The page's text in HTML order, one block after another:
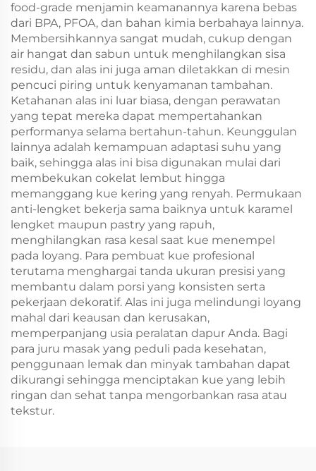
food-grade menjamin keamanannya karena bebas
dari BPA, PFOA, dan bahan kimia berbahaya lainnya.
Membersihkannya sangat mudah, cukup dengan
air hangat dan sabun untuk menghilangkan sisa
residu, dan alas ini juga aman diletakkan di mesin
pencuci piring untuk kenyamanan tambahan.
Ketahanan alas ini luar biasa, dengan perawatan
yang tepat mereka dapat mempertahankan
performanya selama bertahun-tahun. Keunggulan
lainnya adalah kemampuan adaptasi suhu yang
baik, sehingga alas ini bisa digunakan mulai dari
membekukan cokelat lembut hingga
memanggang kue kering yang renyah. Permukaan
anti-lengket bekerja sama baiknya untuk karamel
lengket maupun pastry yang rapuh,
menghilangkan rasa kesal saat kue menempel
pada loyang. Para pembuat kue profesional
terutama menghargai tanda ukuran presisi yang
membantu dalam porsi yang konsisten serta
pekerjaan dekoratif. Alas ini juga melindungi loyang
mahal dari keausan dan kerusakan,
memperpanjang usia peralatan dapur Anda. Bagi
para juru masak yang peduli pada kesehatan,
penggunaan lemak dan minyak tambahan dapat
dikurangi sehingga menciptakan kue yang lebih
ringan dan sehat tanpa mengorbankan rasa atau
tekstur.